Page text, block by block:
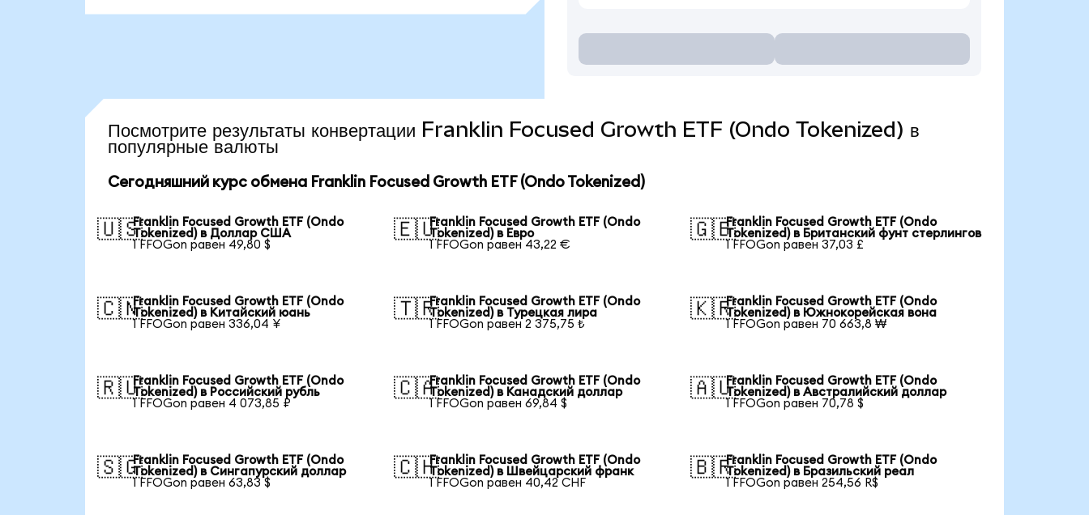
Посмотрите результаты конвертации Franklin Focused Growth ETF (Ondo Tokenized) в
популярные валюты
Сегодняшний курс обмена Franklin Focused Growth ETF (Ondo Tokenized)
🇺🇸Franklin Focused Growth ETF (Ondo
Tokenized) в Доллар США
1 FFOGon равен 49,80 $
🇪🇺Franklin Focused Growth ETF (Ondo
Tokenized) в Евро
1 FFOGon равен 43,22 €
🇬🇧Franklin Focused Growth ETF (Ondo
Tokenized) в Британский фунт стерлингов
1 FFOGon равен 37,03 £
🇨🇳Franklin Focused Growth ETF (Ondo
Tokenized) в Китайский юань
1 FFOGon равен 336,04 ¥
🇹🇷Franklin Focused Growth ETF (Ondo
Tokenized) в Турецкая лира
1 FFOGon равен 2 375,75 ₺
🇰🇷Franklin Focused Growth ETF (Ondo
Tokenized) в Южнокорейская вона
1 FFOGon равен 70 663,8 ₩
🇷🇺Franklin Focused Growth ETF (Ondo
Tokenized) в Российский рубль
1 FFOGon равен 4 073,85 ₽
🇨🇦Franklin Focused Growth ETF (Ondo
Tokenized) в Канадский доллар
1 FFOGon равен 69,84 $
🇦🇺Franklin Focused Growth ETF (Ondo
Tokenized) в Австралийский доллар
1 FFOGon равен 70,78 $
🇸🇬Franklin Focused Growth ETF (Ondo
Tokenized) в Сингапурский доллар
1 FFOGon равен 63,83 $
🇨🇭Franklin Focused Growth ETF (Ondo
Tokenized) в Швейцарский франк
1 FFOGon равен 40,42 CHF
🇧🇷Franklin Focused Growth ETF (Ondo
Tokenized) в Бразильский реал
1 FFOGon равен 254,56 R$